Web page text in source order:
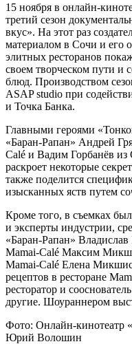
15 ноября в онлайн-
третий сезон
вкус». На этот раз
материалом в Сочи и его
элитных ресторанов
своем творческом пути и
блюд. Производством
ASAP studio при
и Точка Банка.
Главными героями
«Баран-Рапан» Андрей
Calé и Вадим Горбанёв
раскроет некоторые
также поделится
изысканных яств путем
Кроме того, в съемках
и эксперты индустрии,
«Баран-Рапан»
Mamai-Calé Максим
Mamai-Calé Елена
рецептов в ресторане
ресторатор и
другие. Шоураннером
Фото: Онлайн-кинотеатр
Юрий Волошин